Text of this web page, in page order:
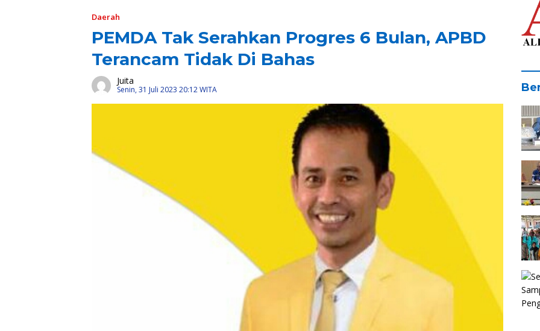
Daerah
PEMDA Tak Serahkan Progres 6 Bulan, APBD
Terancam Tidak Di Bahas
Juita
Senin, 31 Juli 2023 20:12 WITA